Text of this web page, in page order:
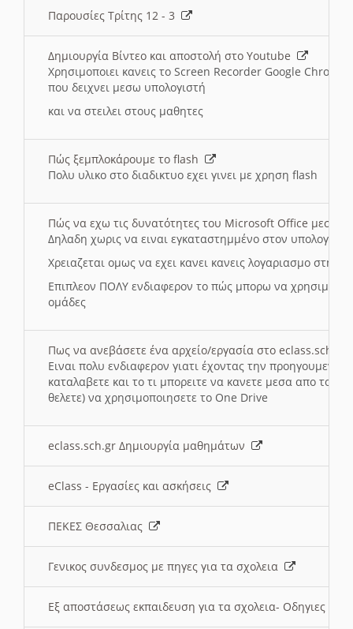
Παρουσίες Τρίτης 12 - 3
Δημιουργία Βίντεο και αποστολή στο Youtube
Χρησιμοποιει κανεις το Screen Recorder Google Chrome
που δειχνει μεσω υπολογιστή
και να στειλει στους μαθητες
Πώς ξεμπλοκάρουμε το flash
Πολυ υλικο στο διαδικτυο εχει γινει με χρηση flash
Πώς να εχω τις δυνατότητες του Microsoft Office μεσω
Δηλαδη χωρις να ειναι εγκαταστημμένο στον
Χρειαζεται ομως να εχει κανει κανεις λογαριασμο στη
Επιπλεον ΠΟΛΥ ενδιαφερον το πώς μπορω να
ομάδες
Πως να ανεβάσετε ένα αρχείο/εργασία στο eclass.sch.gr
Ειναι πολυ ενδιαφερον γιατι έχοντας την
καταλαβετε και το τι μπορειτε να κανετε μεσα απο το
θελετε) να χρησιμοποιησετε το One Drive
eclass.sch.gr Δημιουργία μαθημάτων
eClass - Εργασίες και ασκήσεις
ΠΕΚΕΣ Θεσσαλιας
Γενικος συνδεσμος με πηγες για τα σχολεια
Εξ αποστάσεως εκπαιδευση για τα σχολεια- Οδηγιες